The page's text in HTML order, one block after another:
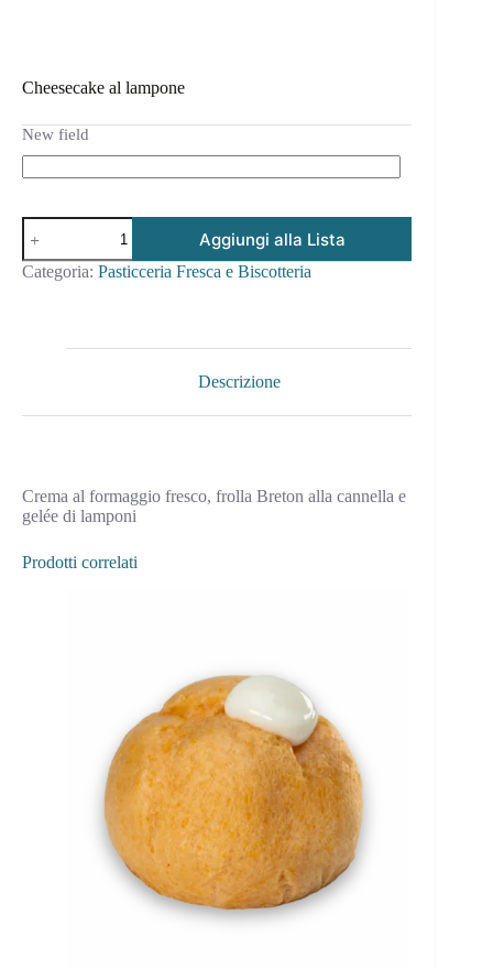
Cheesecake al lampone
New field
Aggiungi alla Lista
Categoria: Pasticceria Fresca e Biscotteria
Descrizione
Crema al formaggio fresco, frolla Breton alla cannella e
gelée di lamponi
Prodotti correlati